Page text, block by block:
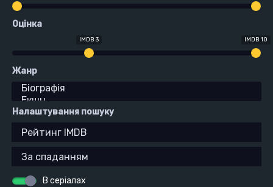
Оцінка
IMDB 3 IMDB 10
Жанр
Налаштування пошуку
В серіалах